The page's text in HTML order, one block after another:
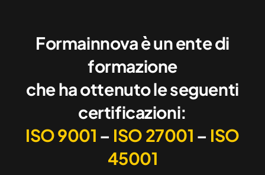
Formainnova è un ente di
formazione
che ha ottenuto le seguenti
certificazioni:
ISO 9001 – ISO 27001 – ISO
45001